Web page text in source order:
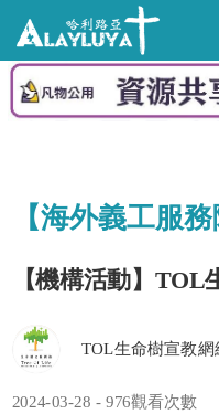
【海外義工服
【機構活動】TOL
TOL生命樹宣教網
2024-03-28 - 976觀看次數